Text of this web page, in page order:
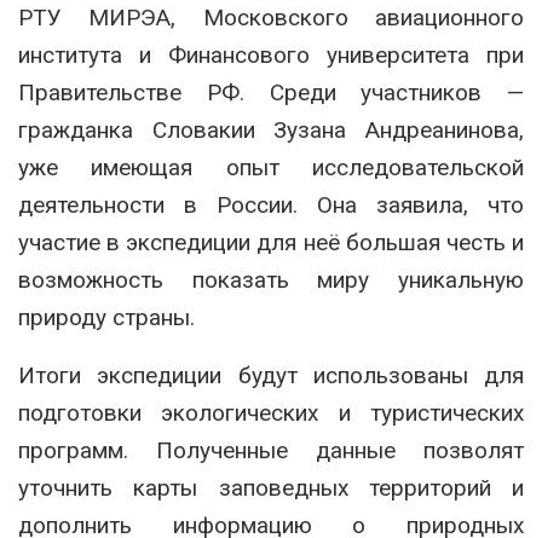
РТУ МИРЭА, Московского авиационного
института и Финансового университета при
Правительстве РФ. Среди участников —
гражданка Словакии Зузана Андреанинова,
уже имеющая опыт исследовательской
деятельности в России. Она заявила, что
участие в экспедиции для неё большая честь и
возможность показать миру уникальную
природу страны.
Итоги экспедиции будут использованы для
подготовки экологических и туристических
программ. Полученные данные позволят
уточнить карты заповедных территорий и
дополнить информацию о природных